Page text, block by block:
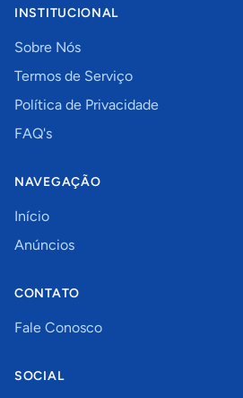
INSTITUCIONAL
Sobre Nós
Termos de Serviço
Política de Privacidade
FAQ's
NAVEGAÇÃO
Início
Anúncios
CONTATO
Fale Conosco
SOCIAL